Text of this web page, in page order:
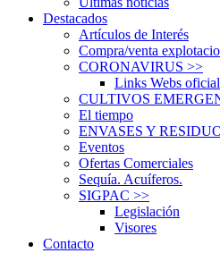
Destacados
Artículos de Interés
Compra/venta
CORONAVIRUS >>
Links Webs
CULTIVOS
El tiempo
ENVASES Y
Eventos
Ofertas Comerciales
Sequía. Acuíferos.
SIGPAC >>
Legislación
Visores
Contacto